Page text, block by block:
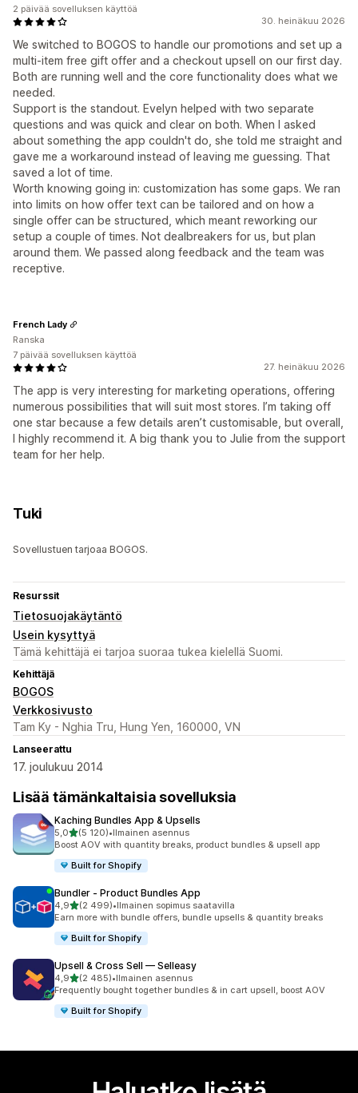
30. heinäkuu 2026
We switched to BOGOS to handle our promotions and set up a
multi-item free gift offer and a checkout upsell on our first day.
Both are running well and the core functionality does what we
needed.
Support is the standout. Evelyn helped with two separate
questions and was quick and clear on both. When I asked
about something the app couldn't do, she told me straight and
gave me a workaround instead of leaving me guessing. That
saved a lot of time.
Worth knowing going in: customization has some gaps. We ran
into limits on how offer text can be tailored and on how a
single offer can be structured, which meant reworking our
setup a couple of times. Not dealbreakers for us, but plan
around them. We passed along feedback and the team was
receptive.
2 päivää sovelluksen käyttöä
27. heinäkuu 2026
The app is very interesting for marketing operations, offering
numerous possibilities that will suit most stores. I’m taking off
one star because a few details aren’t customisable, but overall,
I highly recommend it. A big thank you to Julie from the support
team for her help.
French Lady
Ranska
7 päivää sovelluksen käyttöä
Tuki
Sovellustuen tarjoaa BOGOS.
Resurssit
Tietosuojakäytäntö
Usein kysyttyä
Tämä kehittäjä ei tarjoa suoraa tukea kielellä Suomi.
Kehittäjä
BOGOS
Verkkosivusto
Tam Ky - Nghia Tru, Hung Yen, 160000, VN
Lanseerattu
17. joulukuu 2014
Lisää tämänkaltaisia sovelluksia
Kaching Bundles App & Upsells
5,0/ 5 tähteä
(5 120)
5120 arvostelua yhteensä
•Ilmainen asennus
Boost AOV with quantity breaks, product bundles & upsell app
Built for Shopify
Bundler ‑ Product Bundles App
4,9/ 5 tähteä
(2 499)
2499 arvostelua yhteensä
•Ilmainen sopimus saatavilla
Earn more with bundle offers, bundle upsells & quantity breaks
Built for Shopify
Upsell & Cross Sell — Selleasy
4,9/ 5 tähteä
(2 485)
2485 arvostelua yhteensä
•Ilmainen asennus
Frequently bought together bundles & in cart upsell, boost AOV
Built for Shopify